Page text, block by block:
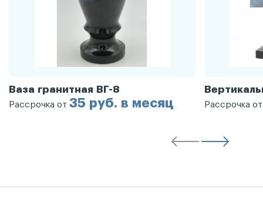
Ваза гранитная ВГ-8
Рассрочка от 35 руб. в месяц Рассрочка